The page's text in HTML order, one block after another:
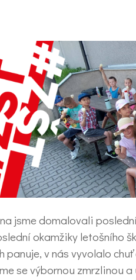
jsme domalovali
okamžiky letošního
panuje, v nás vyvolalo
se výbornou zmrzlinou